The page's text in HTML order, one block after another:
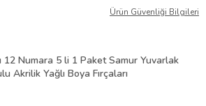
Ürün Güvenliği Bilgileri
12 Numara 5 li 1 Paket Samur Yuvarlak
Akrilik Yağlı Boya Fırçaları